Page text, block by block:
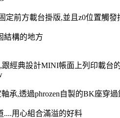
定前方載台掛版,並且z0位置觸
結構的地方
跟經典設計MINI帳面上列印載台
承,透過phrozen自製的BK座穿
....用心組合滿溢的好料